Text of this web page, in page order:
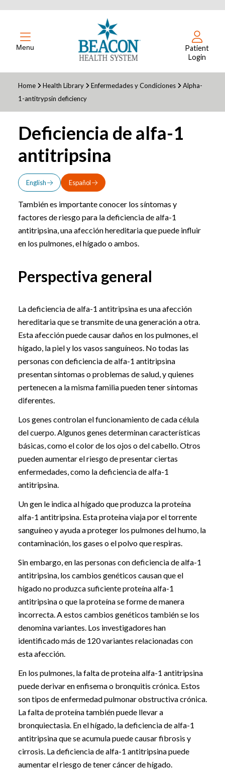
Menu
Patient
Login
Home Health Library Enfermedades y Condiciones
Alpha-
1-antitrypsin deficiency
Deficiencia de alfa-1
antitripsina
English Español
También es importante conocer los síntomas y
factores de riesgo para la deficiencia de alfa-1
antitripsina, una afección hereditaria que puede influir
en los pulmones, el hígado o ambos.
Perspectiva general
La deficiencia de alfa-1 antitripsina es una afección
hereditaria que se transmite de una generación a otra.
Esta afección puede causar daños en los pulmones, el
hígado, la piel y los vasos sanguíneos. No todas las
personas con deficiencia de alfa-1 antitripsina
presentan síntomas o problemas de salud, y quienes
pertenecen a la misma familia pueden tener síntomas
diferentes.
Los genes controlan el funcionamiento de cada célula
del cuerpo. Algunos genes determinan características
básicas, como el color de los ojos o del cabello. Otros
pueden aumentar el riesgo de presentar ciertas
enfermedades, como la deficiencia de alfa-1
antitripsina.
Un gen le indica al hígado que produzca la proteína
alfa-1 antitripsina. Esta proteína viaja por el torrente
sanguíneo y ayuda a proteger los pulmones del humo, la
contaminación, los gases o el polvo que respiras.
Sin embargo, en las personas con deficiencia de alfa-1
antitripsina, los cambios genéticos causan que el
hígado no produzca suficiente proteína alfa-1
antitripsina o que la proteína se forme de manera
incorrecta. A estos cambios genéticos también se los
denomina variantes. Los investigadores han
identificado más de 120 variantes relacionadas con
esta afección.
En los pulmones, la falta de proteína alfa-1 antitripsina
puede derivar en enfisema o bronquitis crónica. Estos
son tipos de enfermedad pulmonar obstructiva crónica.
La falta de proteína también puede llevar a
bronquiectasia. En el hígado, la deficiencia de alfa-1
antitripsina que se acumula puede causar fibrosis y
cirrosis. La deficiencia de alfa-1 antitripsina puede
aumentar el riesgo de tener cáncer de hígado.